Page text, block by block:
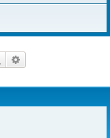
Hledat